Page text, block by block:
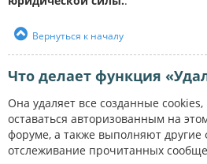
Вернуться к началу
Что делает функция
Она удаляет все созданные
оставаться авторизованным на
форуме, а также выполняют другие
отслеживание прочитанных